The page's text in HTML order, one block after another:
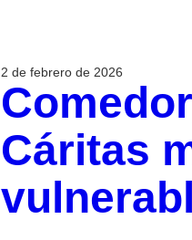
2 de febrero de 2026
Cáritas